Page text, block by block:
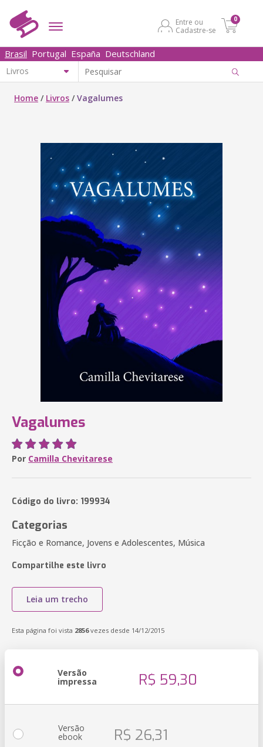
Entre ou
Cadastre-se
0
Brasil Portugal España Deutschland
Home / Livros /Vagalumes
Vagalumes
Por Camilla Chevitarese
Código do livro: 199934
Categorias
Ficção e Romance, Jovens e Adolescentes, Música
Compartilhe este livro
Leia um trecho
Esta página foi vista 2856vezes desde 14/12/2015
Versão
impressa R$ 59,30
Versão
ebook R$ 26,31